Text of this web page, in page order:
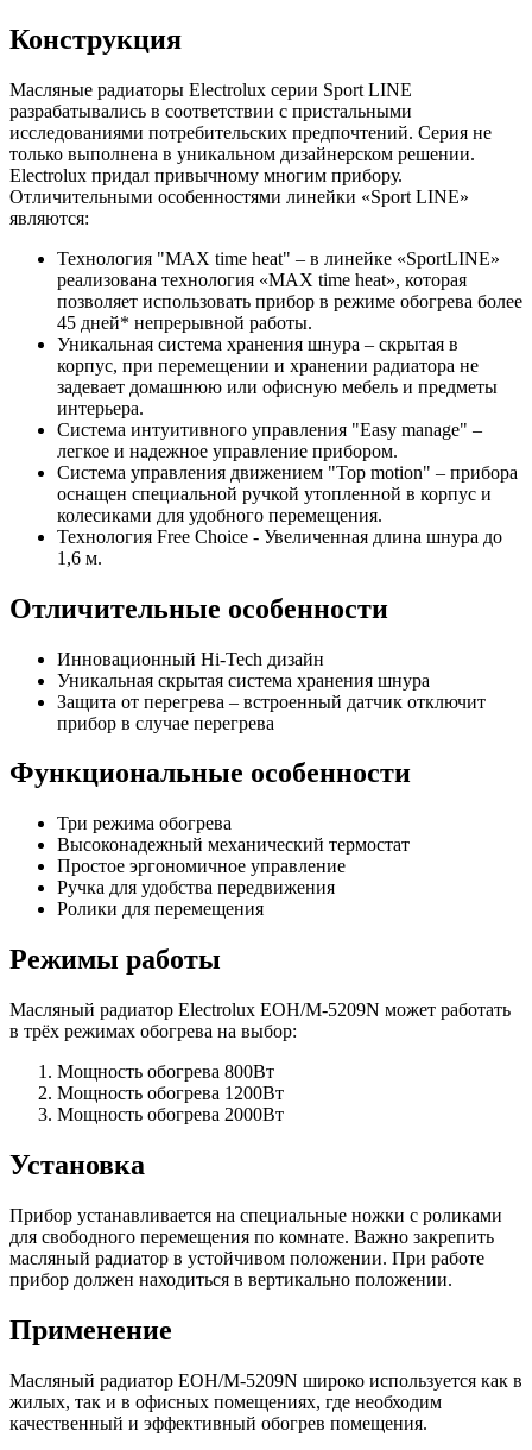
Конструкция
Масляные радиаторы Electrolux серии Sport LINE
разрабатывались в соответствии с пристальными
исследованиями потребительских предпочтений. Серия не
только выполнена в уникальном дизайнерском решении.
Electrolux придал привычному многим прибору.
Отличительными особенностями линейки «Sport LINE»
являются:
Технология "MAX time heat" – в линейке «SportLINE»
реализована технология «MAX time heat», которая
позволяет использовать прибор в режиме обогрева более
45 дней* непрерывной работы.
Уникальная система хранения шнура – скрытая в
корпус, при перемещении и хранении радиатора не
задевает домашнюю или офисную мебель и предметы
интерьера.
Система интуитивного управления "Easy manage" –
легкое и надежное управление прибором.
Система управления движением "Тор motion" – прибора
оснащен специальной ручкой утопленной в корпус и
колесиками для удобного перемещения.
Технология Free Choice - Увеличенная длина шнура до
1,6 м.
Отличительные особенности
Инновационный Hi-Tech дизайн
Уникальная скрытая система хранения шнура
Защита от перегрева – встроенный датчик отключит
прибор в случае перегрева
Функциональные особенности
Три режима обогрева
Высоконадежный механический термостат
Простое эргономичное управление
Ручка для удобства передвижения
Ролики для перемещения
Режимы работы
Масляный радиатор Electrolux EOH/M-5209N может работать
в трёх режимах обогрева на выбор:
Мощность обогрева 800Вт
Мощность обогрева 1200Вт
Мощность обогрева 2000Вт
Установка
Прибор устанавливается на специальные ножки с роликами
для свободного перемещения по комнате. Важно закрепить
масляный радиатор в устойчивом положении. При работе
прибор должен находиться в вертикально положении.
Применение
Масляный радиатор EOH/M-5209N широко используется как в
жилых, так и в офисных помещениях, где необходим
качественный и эффективный обогрев помещения.